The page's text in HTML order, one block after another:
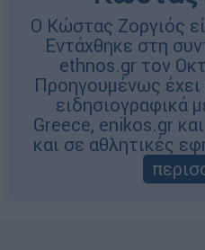
Ο Κώστας Ζοργιός
Εντάχθηκε στη
ethnos.gr τον
Προηγουμένως
ειδησιογραφικά
Greece, enikos.gr
και σε αθλητικές